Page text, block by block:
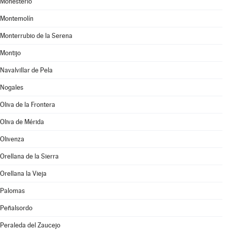
Montemolín
Monterrubio de la Serena
Montijo
Navalvillar de Pela
Nogales
Oliva de la Frontera
Oliva de Mérida
Olivenza
Orellana de la Sierra
Orellana la Vieja
Palomas
Peñalsordo
Peraleda del Zaucejo